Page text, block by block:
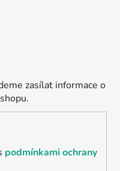
zasílat informace o
podmínkami ochrany